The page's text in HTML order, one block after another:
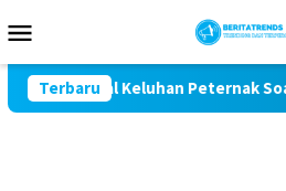
ke
Mobile
Terbaru
Kawal Keluhan Peternak Soal